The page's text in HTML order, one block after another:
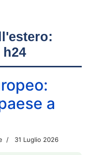
a
31 Luglio 2026